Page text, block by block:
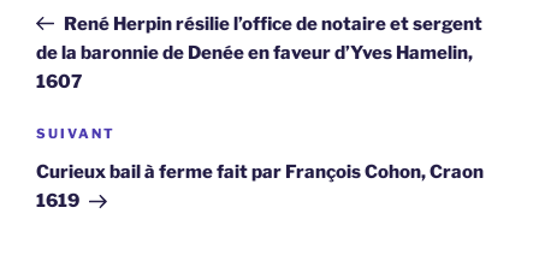
l’article
précédent
René Herpin résilie l’office de notaire et sergent
de la baronnie de Denée en faveur d’Yves Hamelin,
1607
Article
suivant
SUIVANT
Curieux bail à ferme fait par François Cohon, Craon
1619